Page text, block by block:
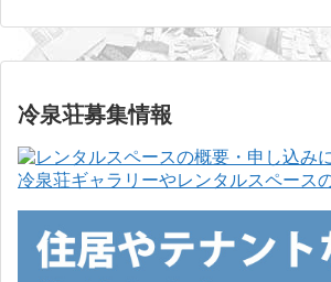
冷泉荘募集情報
冷泉荘ギャラリーやレンタルスペース